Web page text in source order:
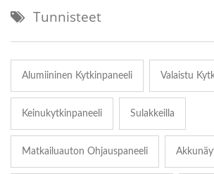
Tunnisteet
Alumiininen Kytkinpaneeli Valaistu
Keinukytkinpaneeli Sulakkeilla
Matkailuauton Ohjauspaneeli